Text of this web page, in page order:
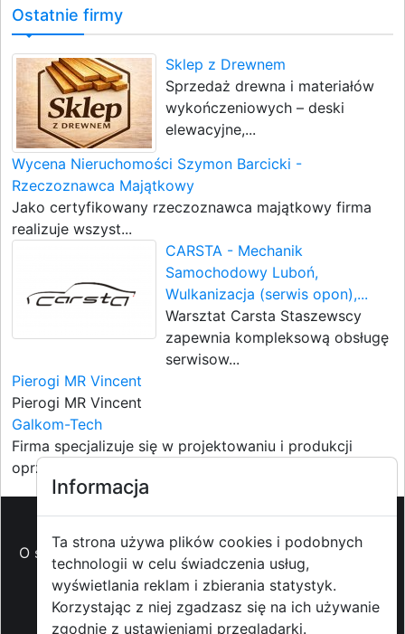
Ostatnie firmy
Sklep z Drewnem
Sprzedaż drewna i materiałów
wykończeniowych – deski
elewacyjne,...
Wycena Nieruchomości Szymon Barcicki -
Rzeczoznawca Majątkowy
Jako certyfikowany rzeczoznawca majątkowy firma
realizuje wszyst...
CARSTA - Mechanik
Samochodowy Luboń,
Wulkanizacja (serwis opon),...
Warsztat Carsta Staszewscy
zapewnia kompleksową obsługę
serwisow...
Pierogi MR Vincent
Pierogi MR Vincent
Galkom-Tech
Firma specjalizuje się w projektowaniu i produkcji
oprzyrządowan...
O strzyzowiak.pl-Reklama-Pomoc (FAQ)-Patronat
medialny - Prawa autorskie- Redakcja i
kontakt -Współpraca z mediami
Informacja
Ta strona używa plików cookies i podobnych
technologii w celu świadczenia usług,
wyświetlania reklam i zbierania statystyk.
Korzystając z niej zgadzasz się na ich używanie
zgodnie z ustawieniami przeglądarki.